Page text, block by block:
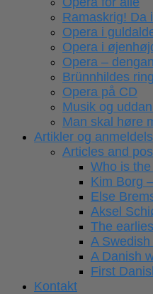
Ramaskrig! Da
Opera i
Opera i
Opera –
Brünnhildes ring
Opera på CD
Musik og
Man skal høre
Artikler og
Articles and
Who is
Kim Borg
Else
Aksel
The
A
A Danish
First
Kontakt